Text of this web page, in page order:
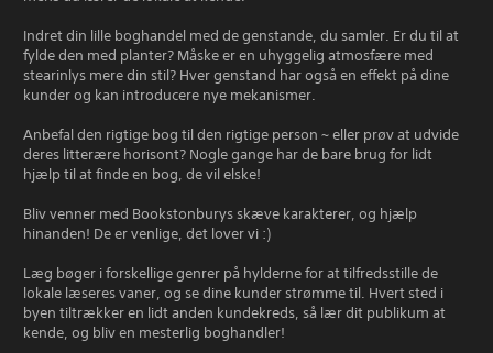
Indret din lille boghandel med de genstande, du samler. Er du til at
fylde den med planter? Måske er en uhyggelig atmosfære med
stearinlys mere din stil? Hver genstand har også en effekt på dine
kunder og kan introducere nye mekanismer.
Anbefal den rigtige bog til den rigtige person ~ eller prøv at udvide
deres litterære horisont? Nogle gange har de bare brug for lidt
hjælp til at finde en bog, de vil elske!
Bliv venner med Bookstonburys skæve karakterer, og hjælp
hinanden! De er venlige, det lover vi :)
Læg bøger i forskellige genrer på hylderne for at tilfredsstille de
lokale læseres vaner, og se dine kunder strømme til. Hvert sted i
byen tiltrækker en lidt anden kundekreds, så lær dit publikum at
kende, og bliv en mesterlig boghandler!